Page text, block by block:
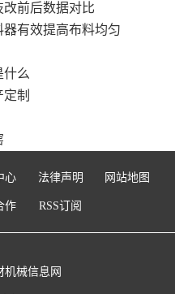
前后数据对比
有效提高布料均匀
什么
制
心 法律声明 网站地图
作 RSS订阅
械信息网